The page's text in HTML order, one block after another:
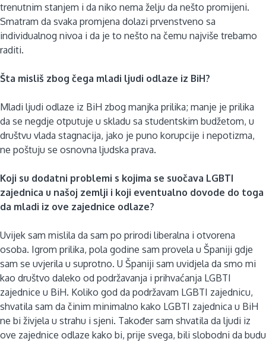
trenutnim stanjem i da niko nema želju da nešto promijeni.
Smatram da svaka promjena dolazi prvenstveno sa
individualnog nivoa i da je to nešto na čemu najviše trebamo
raditi.
Šta misliš zbog čega mladi ljudi odlaze iz BiH?
Mladi ljudi odlaze iz BiH zbog manjka prilika; manje je prilika
da se negdje otputuje u skladu sa studentskim budžetom, u
društvu vlada stagnacija, jako je puno korupcije i nepotizma,
ne poštuju se osnovna ljudska prava.
Koji su dodatni problemi s kojima se suočava LGBTI
zajednica u našoj zemlji i koji eventualno dovode do toga
da mladi iz ove zajednice odlaze?
Uvijek sam mislila da sam po prirodi liberalna i otvorena
osoba. Igrom prilika, pola godine sam provela u Španiji gdje
sam se uvjerila u suprotno. U Španiji sam uvidjela da smo mi
kao društvo daleko od podržavanja i prihvaćanja LGBTI
zajednice u BiH. Koliko god da podržavam LGBTI zajednicu,
shvatila sam da činim minimalno kako LGBTI zajednica u BiH
ne bi živjela u strahu i sjeni. Također sam shvatila da ljudi iz
ove zajednice odlaze kako bi, prije svega, bili slobodni da budu